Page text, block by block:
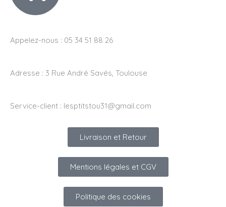
Appelez-nous : 05 34 51 88 26
Adresse : 3 Rue André Savés, Toulouse
Service-client : lesptitstou31@gmail.com
Livraison et Retour
Mentions légales et CGV
Politique des cookies